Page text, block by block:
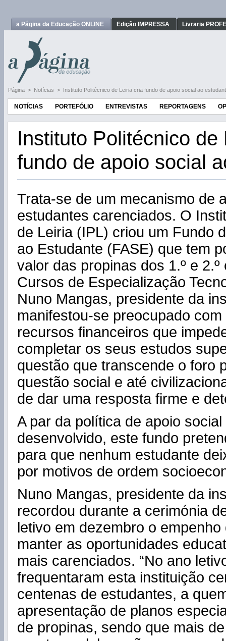
a Página da Educação ONLINE Edição IMPRESSA Livraria
Página > Notícias > Instituto Politécnico de Leiria cria fundo de apoio social ao
NOTÍCIAS PORTEFÓLIO ENTREVISTAS REPORTAGENS
Instituto Politécnico de
fundo de apoio social
Trata-se de um mecanismo de
estudantes carenciados. O
de Leiria (IPL) criou um Fundo
ao Estudante (FASE) que tem
valor das propinas dos 1.º e
Cursos de Especialização
Nuno Mangas, presidente da
manifestou-se preocupado
recursos financeiros que
completar os seus estudos
questão que transcende o foro
questão social e até
de dar uma resposta firme e
A par da política de apoio
desenvolvido, este fundo
para que nenhum estudante
por motivos de ordem
Nuno Mangas, presidente da
recordou durante a cerimónia
letivo em dezembro o empenho
manter as oportunidades
mais carenciados. “No ano
frequentaram esta instituição
centenas de estudantes, a
apresentação de planos
de propinas, sendo que mais